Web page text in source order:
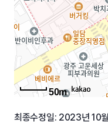
50m
최종수정일: 2023년 10